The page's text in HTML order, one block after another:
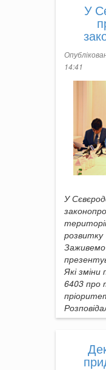
У
14:41
У
розвитку
Які
6403 про